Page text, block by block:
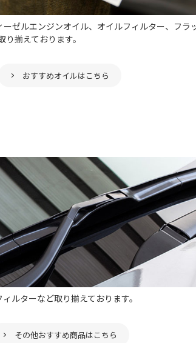
ゼルエンジンオイル、オイルフィルター、フラ
揃えております。
おすすめオイルはこちら
ルターなど取り揃えております。
その他おすすめ商品はこちら